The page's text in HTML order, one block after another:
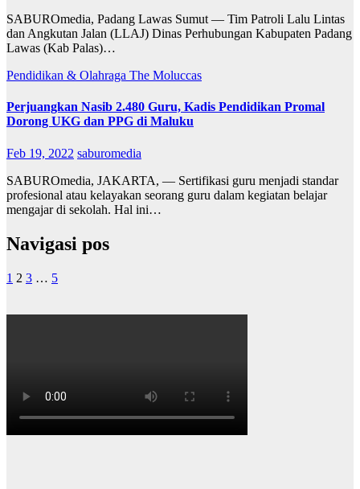
SABUROmedia, Padang Lawas Sumut — Tim Patroli Lalu Lintas
dan Angkutan Jalan (LLAJ) Dinas Perhubungan Kabupaten Padang
Lawas (Kab Palas)…
Pendidikan & Olahraga The Moluccas
Perjuangkan Nasib 2.480 Guru, Kadis Pendidikan Promal
Dorong UKG dan PPG di Maluku
Feb 19, 2022 saburomedia
SABUROmedia, JAKARTA, — Sertifikasi guru menjadi standar
profesional atau kelayakan seorang guru dalam kegiatan belajar
mengajar di sekolah. Hal ini…
Navigasi pos
1 2 3 … 5